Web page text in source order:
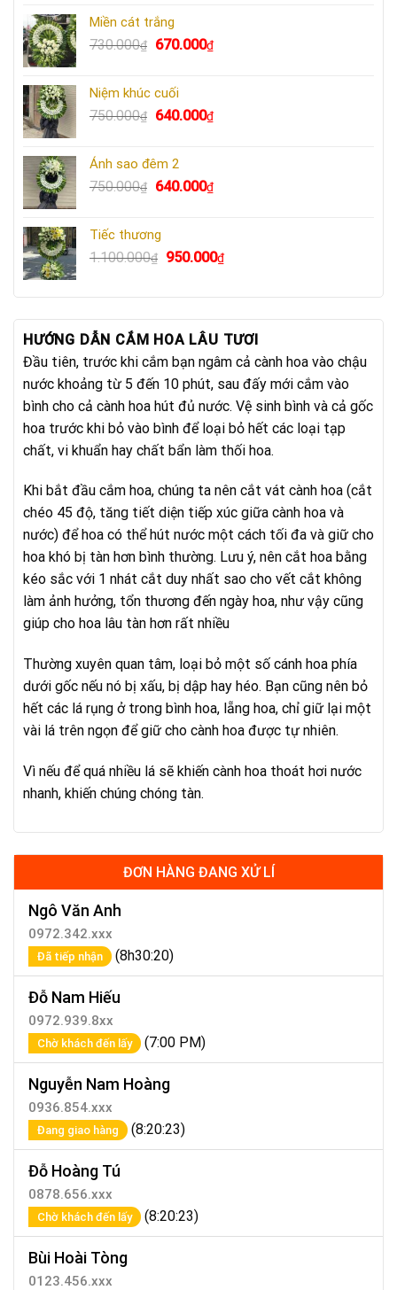
Miền cát trắng
730.000₫
Giá
730.000₫.
670.000₫Giá
670.000₫.
Niệm khúc cuối
750.000₫
Giá
750.000₫.
640.000₫Giá
640.000₫.
Ánh sao đêm 2
750.000₫
Giá
750.000₫.
640.000₫Giá
640.000₫.
Tiếc thương
1.100.000₫
Giá
là:
950.000₫Giá
tại
950.000₫.
HƯỚNG DẪN CẮM HOA LÂU TƯƠI
Đầu tiên, trước khi cắm bạn ngâm cả cành hoa vào chậu
nước khoảng từ 5 đến 10 phút, sau đấy mới cắm vào
bình cho cả cành hoa hút đủ nước. Vệ sinh bình và cả gốc
hoa trước khi bỏ vào bình để loại bỏ hết các loại tạp
chất, vi khuẩn hay chất bẩn làm thối hoa.
Khi bắt đầu cắm hoa, chúng ta nên cắt vát cành hoa (cắt
chéo 45 độ, tăng tiết diện tiếp xúc giữa cành hoa và
nước) để hoa có thể hút nước một cách tối đa và giữ cho
hoa khó bị tàn hơn bình thường. Lưu ý, nên cắt hoa bằng
kéo sắc với 1 nhát cắt duy nhất sao cho vết cắt không
làm ảnh hưởng, tổn thương đến ngày hoa, như vậy cũng
giúp cho hoa lâu tàn hơn rất nhiều
Thường xuyên quan tâm, loại bỏ một số cánh hoa phía
dưới gốc nếu nó bị xấu, bị dập hay héo. Bạn cũng nên bỏ
hết các lá rụng ở trong bình hoa, lẵng hoa, chỉ giữ lại một
vài lá trên ngọn để giữ cho cành hoa được tự nhiên.
Vì nếu để quá nhiều lá sẽ khiến cành hoa thoát hơi nước
nhanh, khiến chúng chóng tàn.
ĐƠN HÀNG ĐANG XỬ LÍ
Ngô Văn Anh
0972.342.xxx
Đã tiếp nhận (8h30:20)
Đỗ Nam Hiếu
0972.939.8xx
Chờ khách đến lấy (7:00 PM)
Nguyễn Nam Hoàng
0936.854.xxx
Đang giao hàng (8:20:23)
Đỗ Hoàng Tú
0878.656.xxx
Chờ khách đến lấy (8:20:23)
Bùi Hoài Tòng
0123.456.xxx